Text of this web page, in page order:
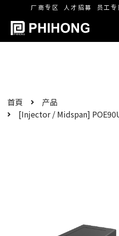
厂商专区 人才招募 员工专
首頁
产品
[Injector / Midspan]